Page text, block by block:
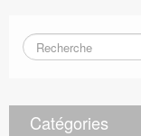
Catégories